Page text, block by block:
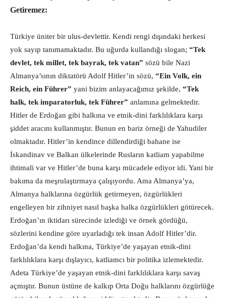
Getiremez:
Türkiye üniter bir ulus-devlettir. Kendi rengi dışındaki herkesi
yok sayıp tanımamaktadır. Bu uğurda kullandığı slogan; “Tek
devlet, tek millet, tek bayrak, tek vatan” sözü bile Nazi
Almanya’sının diktatörü Adolf Hitler’in sözü, “Ein Volk, ein
Reich, ein Führer” yani bizim anlayacağımız şekilde, “Tek
halk, tek imparatorluk, tek Führer” anlamına gelmektedir.
Hitler de Erdoğan gibi halkına ve etnik-dini farklılıklara karşı
şiddet aracını kullanmıştır. Bunun en bariz örneği de Yahudiler
olmaktadır. Hitler’in kendince dillendirdiği bahane ise
İskandinav ve Balkan ülkelerinde Rusların katliam yapabilme
ihtimali var ve Hitler’de buna karşı mücadele ediyor idi. Yani bir
bakıma da meşrulaştırmaya çalışıyordu. Ama Almanya’ya,
Almanya halklarına özgürlük getirmeyen, özgürlükleri
engelleyen bir zihniyet nasıl başka halka özgürlükleri götürecek.
Erdoğan’ın iktidarı sürecinde izlediği ve örnek gördüğü,
sözlerini kendine göre uyarladığı tek insan Adolf Hitler’dir.
Erdoğan’da kendi halkına, Türkiye’de yaşayan etnik-dini
farklılıklara karşı dışlayıcı, katliamcı bir politika izlemektedir.
Adeta Türkiye’de yaşayan etnik-dini farklılıklara karşı savaş
açmıştır. Bunun üstüne de kalkıp Orta Doğu halklarını özgürlüğe